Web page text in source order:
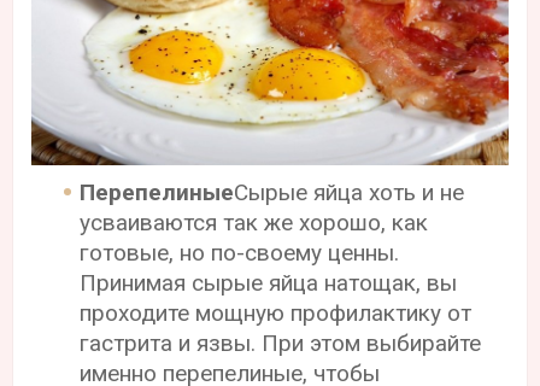
ПерепелиныеСырые яйца хоть и не
усваиваются так же хорошо, как
готовые, но по-своему ценны.
Принимая сырые яйца натощак, вы
проходите мощную профилактику от
гастрита и язвы. При этом выбирайте
именно перепелиные, чтобы